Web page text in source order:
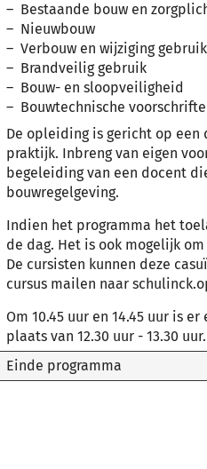
Bestaande bouw en
Nieuwbouw
Verbouw en wijziging gebruik
Brandveilig gebruik
Bouw- en sloopveiligheid
Bouwtechnische
De opleiding is gericht op
praktijk. Inbreng van eigen
begeleiding van een docent
bouwregelgeving.
Indien het programma het
de dag. Het is ook mogelijk
De cursisten kunnen deze
cursus mailen naar
Om 10.45 uur en 14.45 uur is
plaats van 12.30 uur - 13.30 uur.
Einde programma